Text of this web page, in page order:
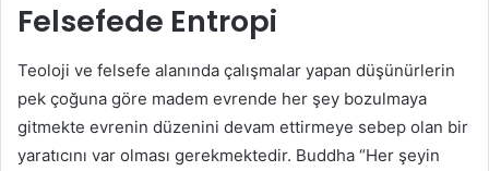
Felsefede Entropi
Teoloji ve felsefe alanında çalışmalar yapan düşünürlerin
pek çoğuna göre madem evrende her şey bozulmaya
gitmekte evrenin düzenini devam ettirmeye sebep olan bir
yaratıcını var olması gerekmektedir. Buddha “Her şeyin